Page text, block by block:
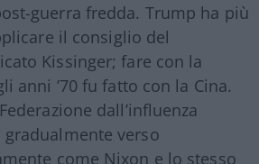
guerra fredda. Trump ha più
il consiglio del
Kissinger; fare con la
anni ’70 fu fatto con la Cina.
dall’influenza
verso
come Nixon e lo stesso